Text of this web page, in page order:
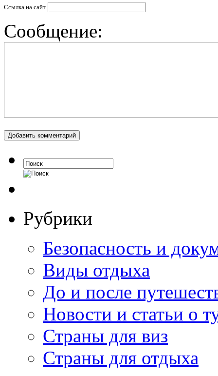
Ссылка на сайт
Сообщение:
Рубрики
Безопасность и
Виды отдыха
До и после
Новости и статьи о
Страны для виз
Страны для отдыха